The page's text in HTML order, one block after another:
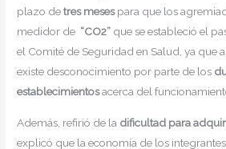
plazo detres mesespara que los
medidor de “CO2” que se estableció el
el Comité de Seguridad en Salud, ya que
existe desconocimiento por parte de los
establecimientosacerca del
Además, refirió de la dificultad para
explicó que la economía de los